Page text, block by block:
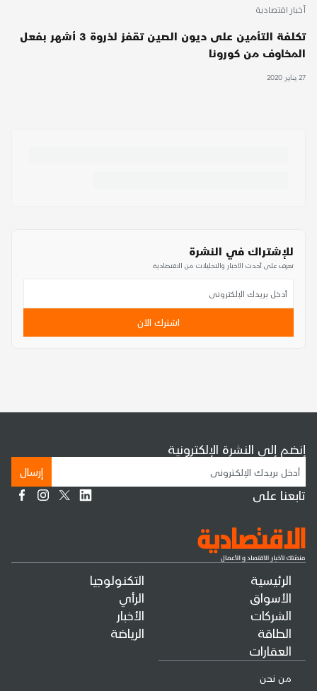
أخبار اقتصادية
تكلفة التأمين على ديون الصين تقفز لذروة 3 أشهر بفعل
المخاوف من كورونا
27 يناير 2020
للإشتراك في النشرة
تعرف على أحدث الأخبار والتحليلات من الاقتصادية
اشترك الآن
الرئيسية
الأسواق
الشركات
الطاقة
العقارات
التكنولوجيا
الرأي
الأخبار
الرياضة
من نحن
إنضم إلى النشرة الإلكترونية
إرسال
تابعنا على